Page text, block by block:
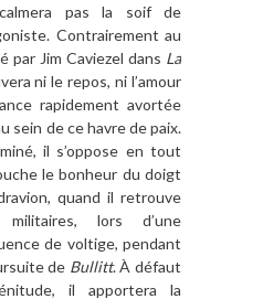
pas la soif de
Contrairement au
é par Jim Caviezel dans La
ni le repos, ni l’amour
rapidement avortée
sein de ce havre de paix.
é, il s’oppose en tout
le bonheur du doigt
quand il retrouve
militaires, lors d’une
de voltige, pendant
de Bullitt.À défaut
il apportera la